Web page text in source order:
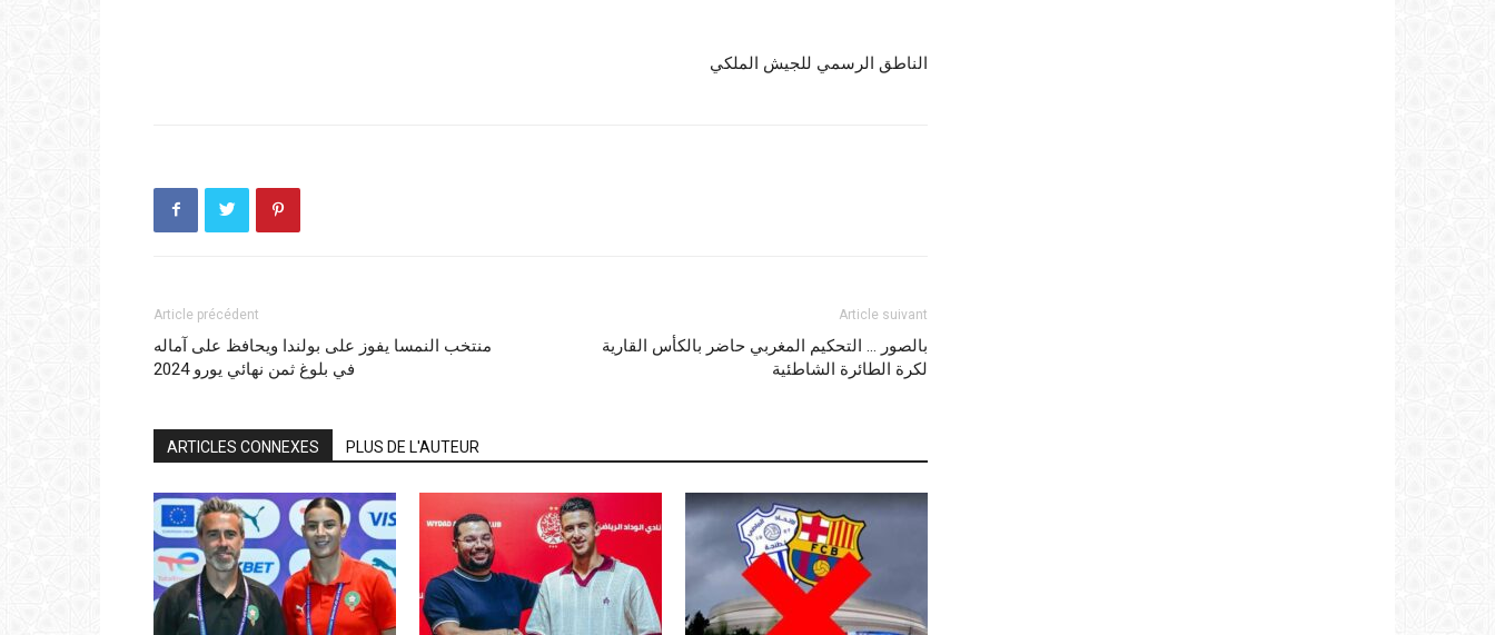
الناطق الرسمي للجيش الملكي
Article précédent
منتخب النمسا يفوز على بولندا ويحافظ على آماله
في بلوغ ثمن نهائي يورو 2024
Article suivant
بالصور … التحكيم المغربي حاضر بالكأس القارية
لكرة الطائرة الشاطئية
ARTICLES CONNEXES PLUS DE L'AUTEUR